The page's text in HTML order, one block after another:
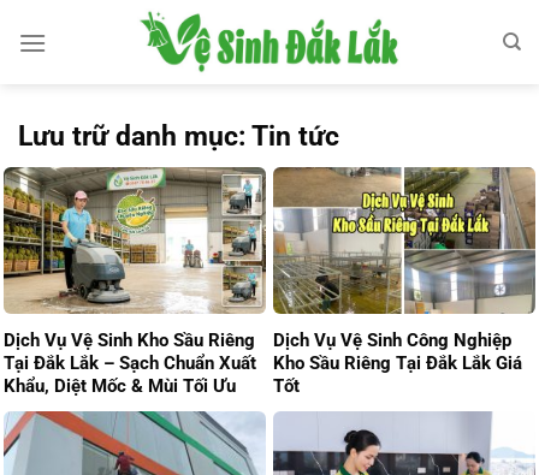
qua
Lưu trữ danh mục: Tin tức
Dịch Vụ Vệ Sinh Kho Sầu Riêng
Tại Đắk Lắk – Sạch Chuẩn Xuất
Khẩu, Diệt Mốc & Mùi Tối Ưu
Dịch Vụ Vệ Sinh Công Nghiệp
Kho Sầu Riêng Tại Đắk Lắk Giá
Tốt